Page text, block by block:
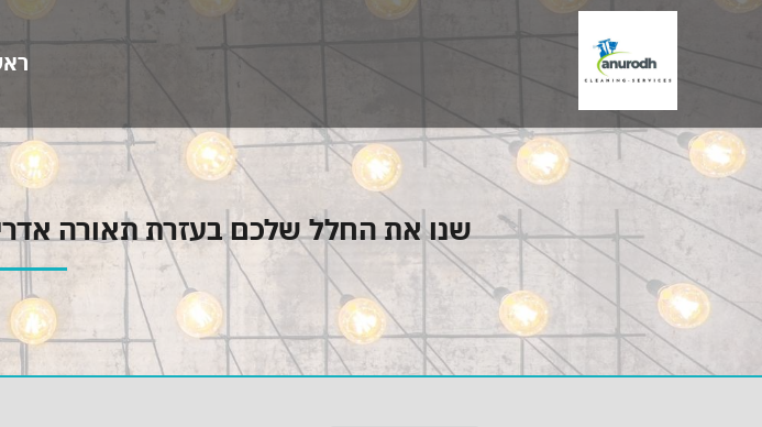
שנו את החלל שלכם בעזרת תאורה